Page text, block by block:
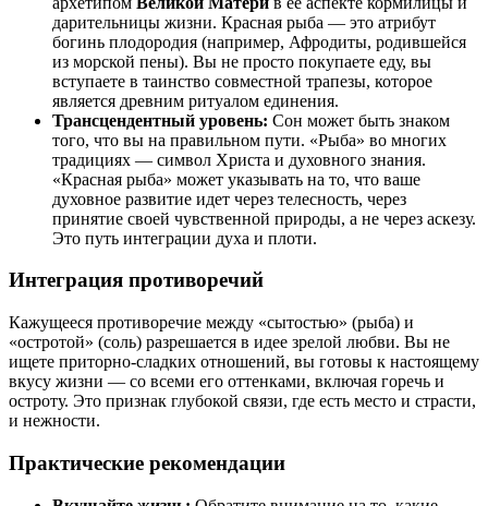
дарительницы жизни. Красная рыба — это атрибут
богинь плодородия (например, Афродиты, родившейся
из морской пены). Вы не просто покупаете еду, вы
вступаете в таинство совместной трапезы, которое
является древним ритуалом единения.
Трансцендентный уровень: Сон может быть знаком
того, что вы на правильном пути. «Рыба» во многих
традициях — символ Христа и духовного знания.
«Красная рыба» может указывать на то, что ваше
духовное развитие идет через телесность, через
принятие своей чувственной природы, а не через аскезу.
Это путь интеграции духа и плоти.
Интеграция противоречий
Кажущееся противоречие между «сытостью» (рыба) и
«остротой» (соль) разрешается в идее зрелой любви. Вы не
ищете приторно-сладких отношений, вы готовы к настоящему
вкусу жизни — со всеми его оттенками, включая горечь и
остроту. Это признак глубокой связи, где есть место и страсти,
и нежности.
Практические рекомендации